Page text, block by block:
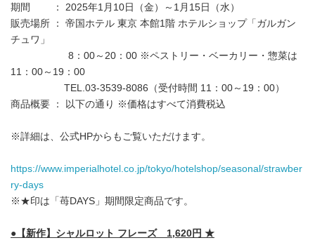
期間 ： 2025年1月10日（金）～1月15日（水）
販売場所 ： 帝国ホテル 東京 本館1階 ホテルショップ「ガルガン
チュワ」
8：00～20：00 ※ペストリー・ベーカリー・惣菜は
11：00～19：00
TEL.03-3539-8086（受付時間 11：00～19：00）
商品概要 ： 以下の通り ※価格はすべて消費税込
※詳細は、公式HPからもご覧いただけます。
https://www.imperialhotel.co.jp/tokyo/hotelshop/seasonal/strawber
ry-days
※★印は「苺DAYS」期間限定商品です。
● 【新作】シャルロット フレーズ 1,620 円 ★